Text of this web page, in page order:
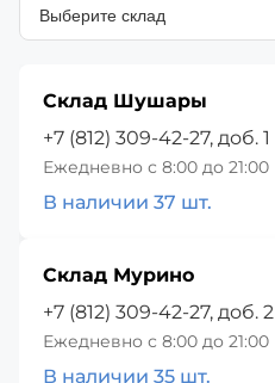
Склад Шушары
+7 (812) 309-42-27, доб. 1
Ежедневно с 8:00 до 21:00
В наличии 37 шт.
Склад Мурино
+7 (812) 309-42-27, доб. 2
Ежедневно с 8:00 до 21:00
В наличии 35 шт.